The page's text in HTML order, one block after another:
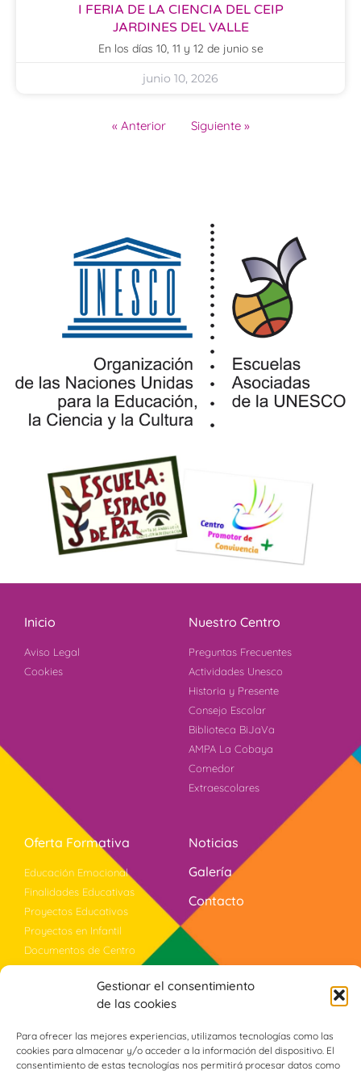
Gestionar el consentimiento
de las cookies
Para ofrecer las mejores experiencias, utilizamos tecnologías como las
cookies para almacenar y/o acceder a la información del dispositivo. El
consentimiento de estas tecnologías nos permitirá procesar datos como
I FERIA DE LA CIENCIA DEL CEIP
JARDINES DEL VALLE
En los días 10, 11 y 12 de junio se
junio 10, 2026
« Anterior Siguiente »
Inicio
Aviso Legal
Cookies
Nuestro Centro
Preguntas Frecuentes
Actividades Unesco
Historia y Presente
Consejo Escolar
Biblioteca BiJaVa
AMPA La Cobaya
Comedor
Extraescolares
Oferta Formativa
Educación Emocional
Finalidades Educativas
Proyectos Educativos
Proyectos en Infantil
Documentos de Centro
Bilingüismo
Violencia Género
Noticias
Galería
Contacto